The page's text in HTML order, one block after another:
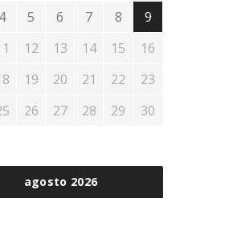
agosto 2026
4 5 6 7 8
9
12 13 14 15
16
19 20 21 22
23
26 27 28 29
30